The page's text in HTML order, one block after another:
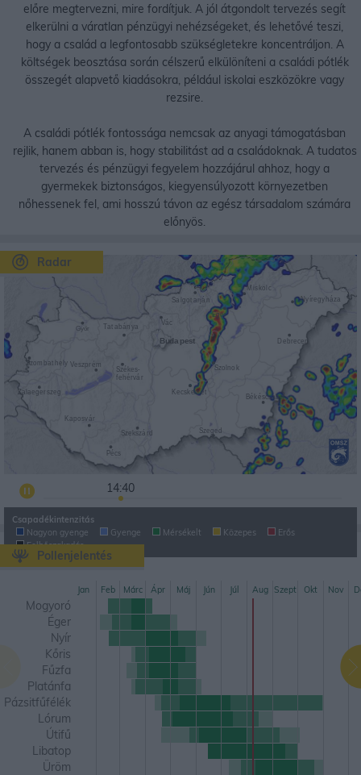
előre megtervezni, mire fordítjuk. A jól átgondolt tervezés segít
elkerülni a váratlan pénzügyi nehézségeket, és lehetővé teszi,
hogy a család a legfontosabb szükségletekre koncentráljon. A
költségek beosztása során célszerű elkülöníteni a családi pótlék
összegét alapvető kiadásokra, például iskolai eszközökre vagy
rezsire.
A családi pótlék fontossága nemcsak az anyagi támogatásban
rejlik, hanem abban is, hogy stabilitást ad a családoknak. A tudatos
tervezés és pénzügyi fegyelem hozzájárul ahhoz, hogy a
gyermekek biztonságos, kiegyensúlyozott környezetben
nőhessenek fel, ami hosszú távon az egész társadalom számára
előnyös.
Radar
14:50
Csapadékintenzitás
Nagyon gyenge
Gyenge Mérsékelt Közepes
Erős
Felhőszakadás
Pollenjelentés
Mogyoró
Éger
Nyír
Kőris
Fűzfa
Platánfa
Pázsitfűfélék
Lórum
Útifű
Libatop
Üröm
Jan Feb Márc Ápr Máj Jún Júl Aug Szept Okt Nov